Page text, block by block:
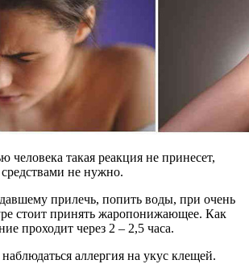
человека такая реакция не принесет,
не нужно.
прилечь, попить воды, при очень
стоит принять жаропонижающее. Как
проходит через 2 – 2,5 часа.
аллергия на укус клещей.